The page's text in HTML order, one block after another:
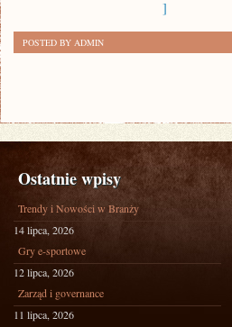
]
POSTED BY ADMIN
Ostatnie wpisy
Trendy i Nowości w Branży
14 lipca, 2026
Gry e-sportowe
12 lipca, 2026
Zarząd i governance
11 lipca, 2026